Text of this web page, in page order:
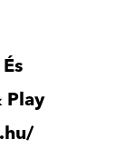
Play